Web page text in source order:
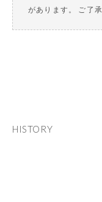
があります。 ご了
HISTORY